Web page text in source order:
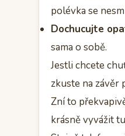
polévka se
Dochucujte
sama o sobě.
Jestli chcete
zkuste na závěr
Zní to
krásně vyvážit